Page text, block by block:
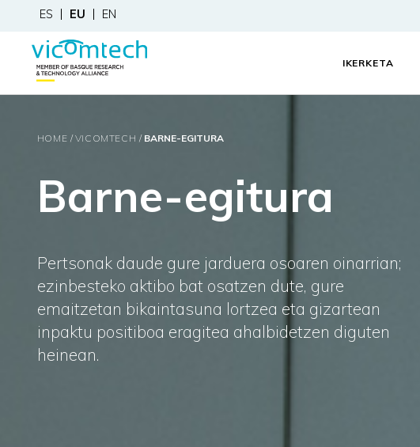
ES EU EN
IKERKETA
HOME VICOMTECH BARNE-EGITURA
Barne-egitura
Pertsonak daude gure jarduera osoaren oinarrian;
ezinbesteko aktibo bat osatzen dute, gure
emaitzetan bikaintasuna lortzea eta gizartean
inpaktu positiboa eragitea ahalbidetzen diguten
heinean.